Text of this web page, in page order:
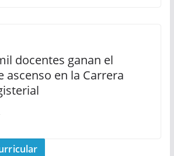
docentes ganan el
ascenso en la Carrera